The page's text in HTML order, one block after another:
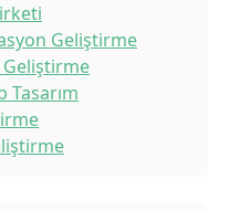
Geliştirme
Geliştirme
Tasarım